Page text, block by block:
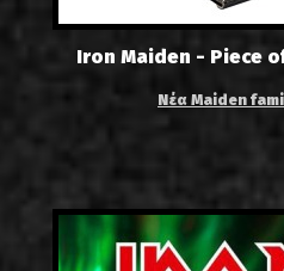
Iron Maiden - Piece
Νέα Maiden